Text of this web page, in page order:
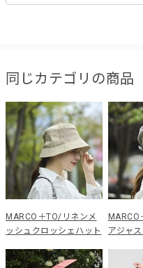
同じカテゴリの商品
MARCO＋TO/リネンメ
ッシュクロッシェハット
アジャ